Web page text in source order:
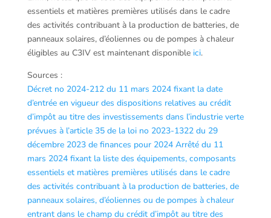
essentiels et matières premières utilisés dans le cadre
des activités contribuant à la production de batteries, de
panneaux solaires, d’éoliennes ou de pompes à chaleur
éligibles au C3IV est maintenant disponible ici.
Sources :
Décret no 2024-212 du 11 mars 2024 fixant la date
d’entrée en vigueur des dispositions relatives au crédit
d’impôt au titre des investissements dans l’industrie verte
prévues à l’article 35 de la loi no 2023-1322 du 29
décembre 2023 de finances pour 2024 Arrêté du 11
mars 2024 fixant la liste des équipements, composants
essentiels et matières premières utilisés dans le cadre
des activités contribuant à la production de batteries, de
panneaux solaires, d’éoliennes ou de pompes à chaleur
entrant dans le champ du crédit d’impôt au titre des